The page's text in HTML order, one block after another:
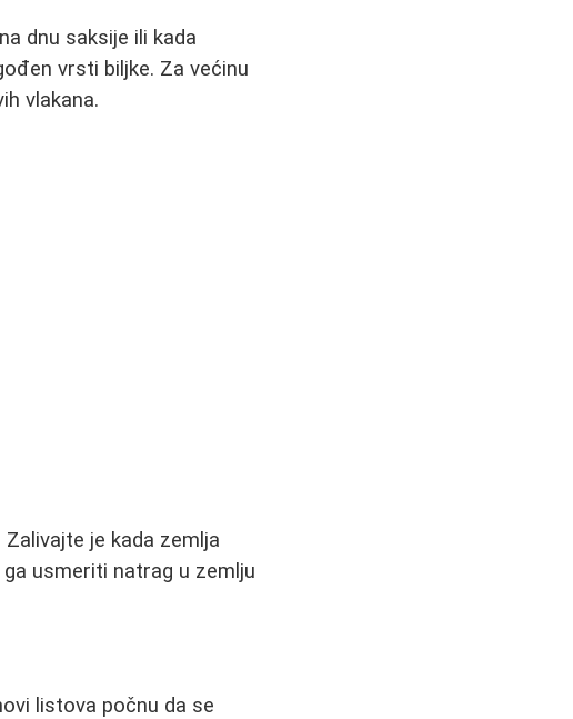
dnu saksije ili kada
vrsti biljke. Za većinu
vlakana.
je kada zemlja
usmeriti natrag u zemlju
listova počnu da se